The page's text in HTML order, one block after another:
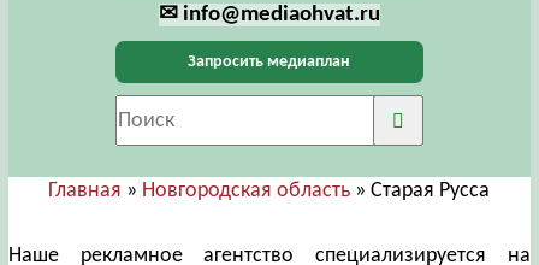
✉ info@mediaohvat.ru
Запросить медиаплан
Главная » Новгородская область » Старая Русса
Наше рекламное агентство специализируется на